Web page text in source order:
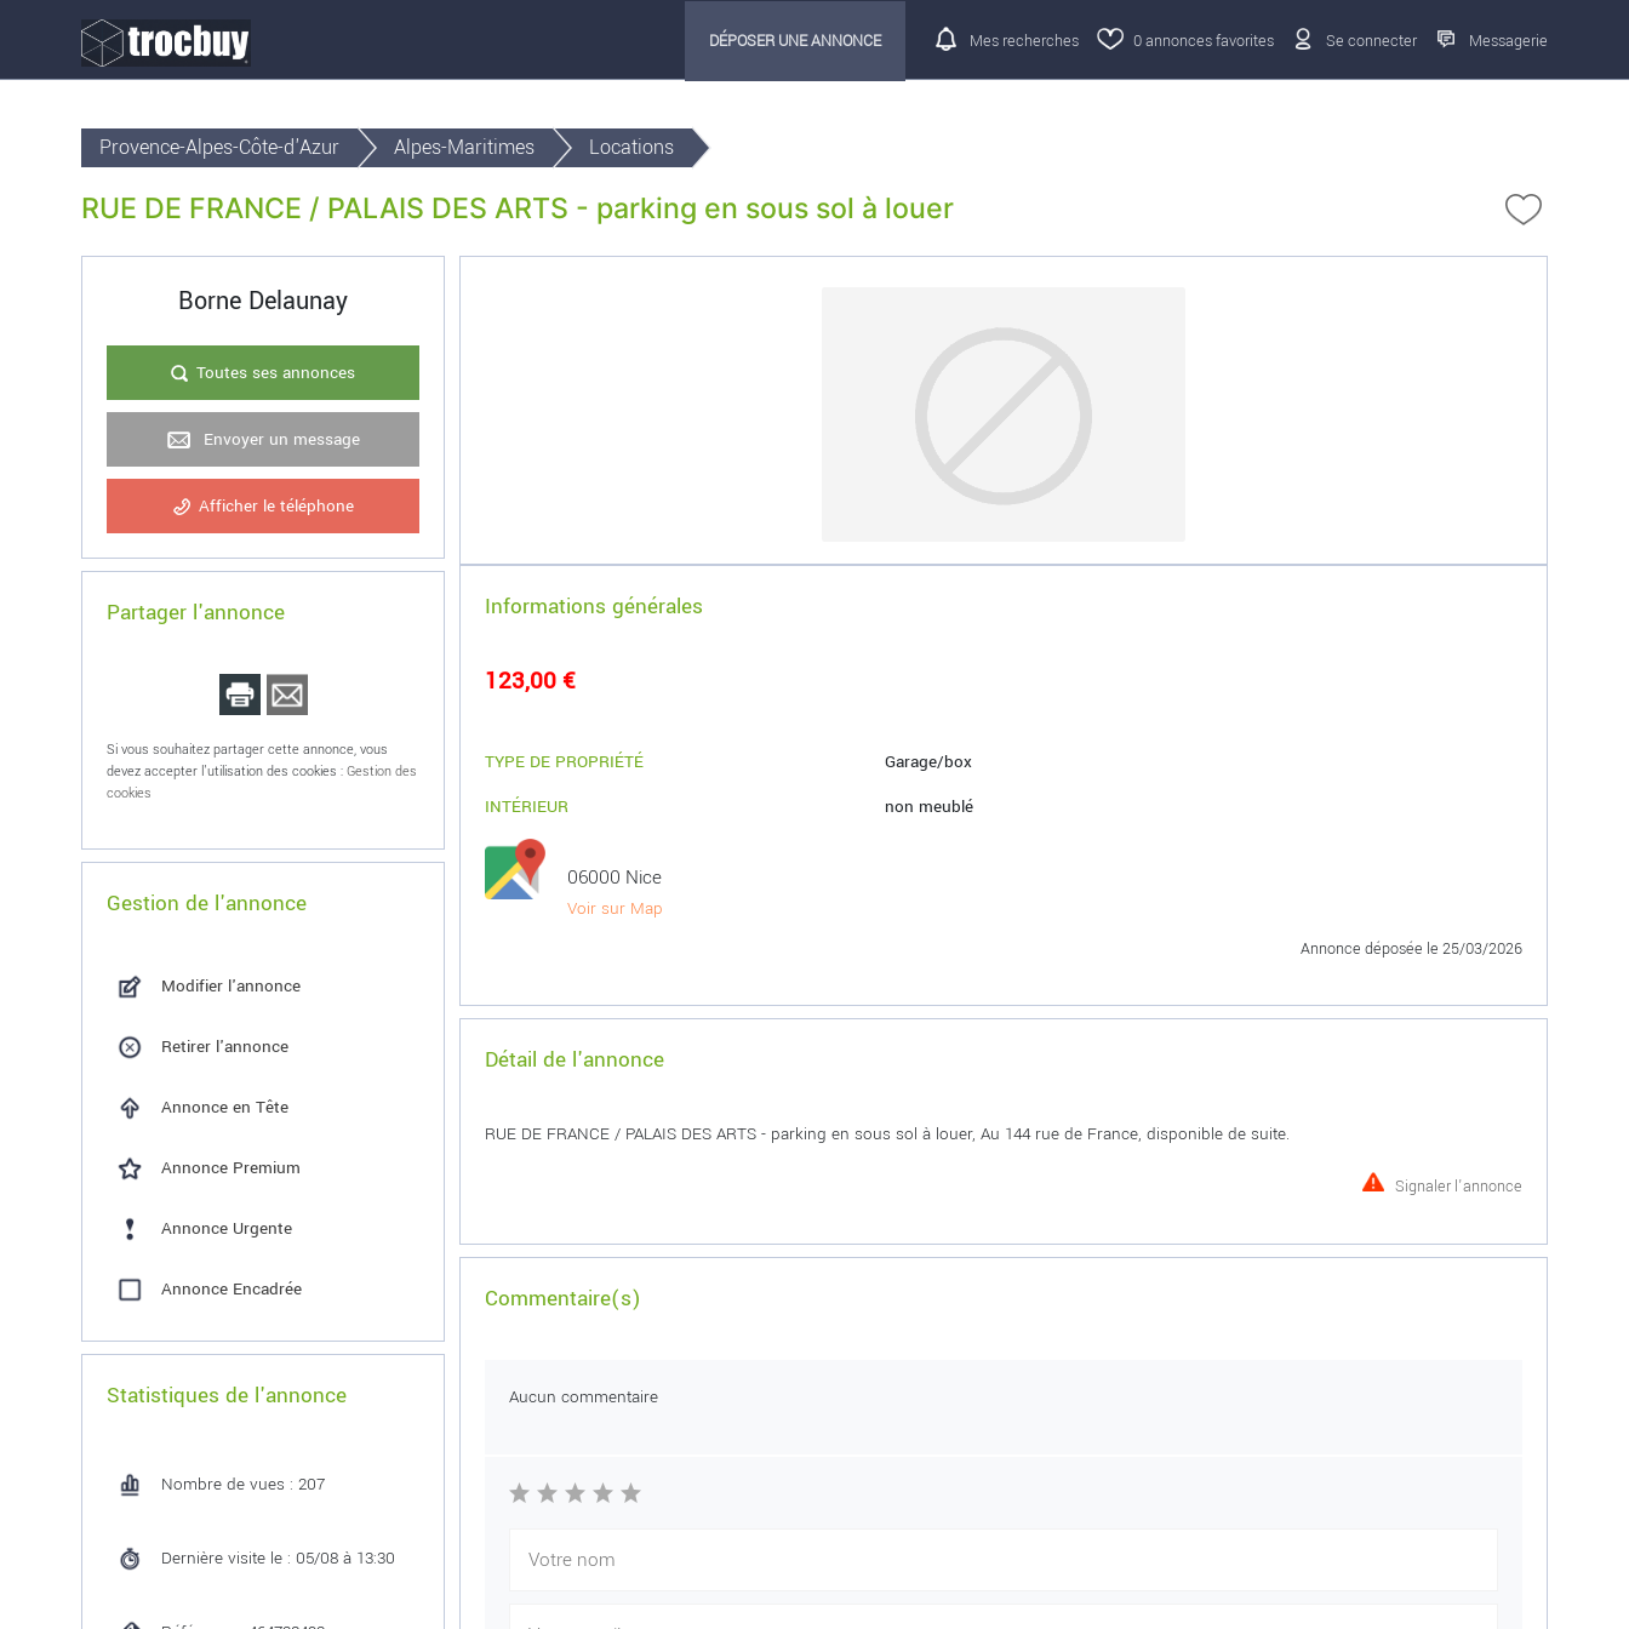
DÉPOSER UNE ANNONCE Mes recherches 0annonces favorites Se connecter Messagerie
Provence-Alpes-Côte-d'Azur Alpes-Maritimes Locations
RUE DE FRANCE / PALAIS DES ARTS - parking en sous sol à louer
Borne Delaunay
Toutes ses annonces
Envoyer un message
Afficher le téléphone
Partager l'annonce
Si vous souhaitez partager cette annonce, vous
devez accepter l'utilisation des cookies :Gestion des
cookies
Gestion de l'annonce
Modifier l'annonce
Retirer l'annonce
Annonce en Tête
Annonce Premium
Annonce Urgente
Annonce Encadrée
Statistiques de l'annonce
Nombre de vues : 207
Dernière visite le : 05/08 à 13:30
Informations générales
123,00 €
TYPE DE PROPRIÉTÉ
Garage/box
INTÉRIEUR
non meublé
06000 Nice
Voir sur Map
Annonce déposée le 25/03/2026
Détail de l'annonce
RUE DE FRANCE / PALAIS DES ARTS - parking en sous sol à louer, Au 144 rue de France, disponible de suite.
Signaler l'annonce
Commentaire(s)
Aucun commentaire